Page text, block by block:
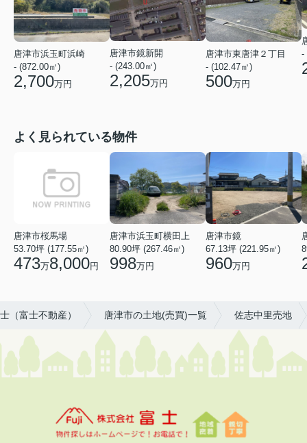
唐津市浜玉町浜崎
- (872.00㎡)
2,700万円
唐津市鏡新開
- (243.00㎡)
2,205万円
唐津市東唐津２丁目
- (102.47㎡)
500万円
-
よく見られている物件
唐津市桜馬場
53.70坪 (177.55㎡)
473万8,000円
唐津市浜玉町横田上
80.90坪 (267.46㎡)
998万円
唐津市鏡
67.13坪 (221.95㎡)
960万円
（富士不動産） 唐津市の土地(売買)一覧 佐志中里売地